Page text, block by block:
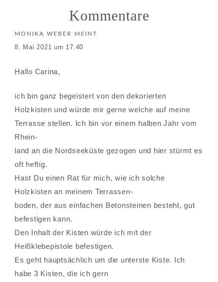
Kommentare
MONIKA WEBER MEINT
8. Mai 2021 um 17:40
Hallo Carina,
ich bin ganz begeistert von den dekorierten
Holzkisten und würde mir gerne welche auf meine
Terrasse stellen. Ich bin vor einem halben Jahr vom
Rhein-
land an die Nordseeküste gezogen und hier stürmt es
oft heftig.
Hast Du einen Rat für mich, wie ich solche
Holzkisten an meinem Terrassen-
boden, der aus einfachen Betonsteinen besteht, gut
befestigen kann.
Den Inhalt der Kisten würde ich mit der
Heißklebepistole befestigen.
Es geht hauptsächlich um die unterste Kiste. Ich
habe 3 Kisten, die ich gern